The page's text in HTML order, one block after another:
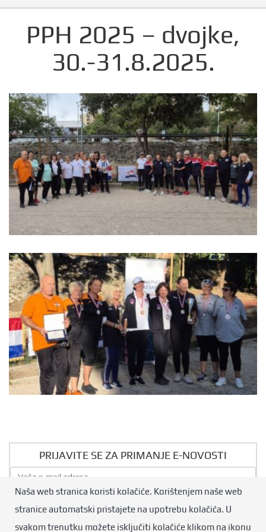
PPH 2025 – dvojke,
30.-31.8.2025.
PRIJAVITE SE ZA PRIMANJE E-NOVOSTI
Pošalji
Naša web stranica koristi kolačiće. Korištenjem naše web
stranice automatski pristajete na upotrebu kolačića. U
svakom trenutku možete isključiti kolačiće klikom na ikonu